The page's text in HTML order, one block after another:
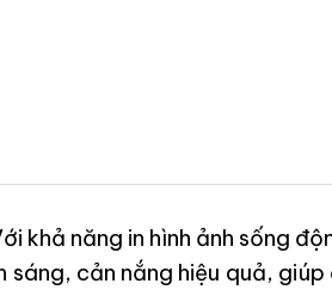
khả năng in hình ảnh sống
cản nắng hiệu quả,